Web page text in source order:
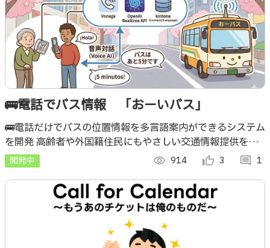
🚌電話でバス情報 「おーいバス」
🚌電話だけでバスの位置情報を多言語案内ができるシステム
を開発 高齢者や外国籍住民にもやさしい交通情報提供を実
現 おやまハッカソンで、バス位置情報のオープンデータ化
を行った。データの活用事例
開発中 visibility 914 thumb_up_alt 3 comment 1